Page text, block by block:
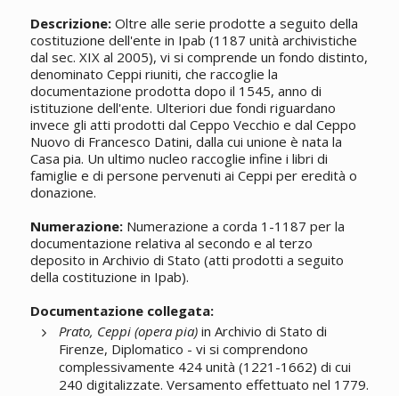
Descrizione:Oltre alle serie prodotte a seguito della
costituzione dell'ente in Ipab (1187 unità archivistiche
dal sec. XIX al 2005), vi si comprende un fondo distinto,
denominato Ceppi riuniti, che raccoglie la
documentazione prodotta dopo il 1545, anno di
istituzione dell'ente. Ulteriori due fondi riguardano
invece gli atti prodotti dal Ceppo Vecchio e dal Ceppo
Nuovo di Francesco Datini, dalla cui unione è nata la
Casa pia. Un ultimo nucleo raccoglie infine i libri di
famiglie e di persone pervenuti ai Ceppi per eredità o
donazione.
Numerazione:Numerazione a corda 1-1187 per la
documentazione relativa al secondo e al terzo
deposito in Archivio di Stato (atti prodotti a seguito
della costituzione in Ipab).
Documentazione collegata:
Prato, Ceppi (opera pia)in Archivio di Stato di
Firenze, Diplomatico - vi si comprendono
complessivamente 424 unità (1221-1662) di cui
240 digitalizzate. Versamento effettuato nel 1779.